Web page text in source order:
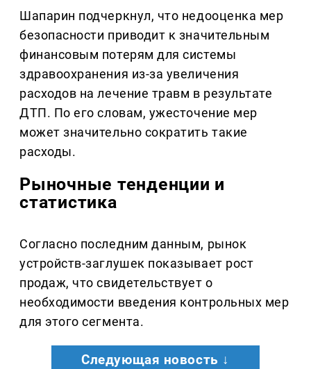
Шапарин подчеркнул, что недооценка мер
безопасности приводит к значительным
финансовым потерям для системы
здравоохранения из-за увеличения
расходов на лечение травм в результате
ДТП. По его словам, ужесточение мер
может значительно сократить такие
расходы.
Рыночные тенденции и
статистика
Согласно последним данным, рынок
устройств-заглушек показывает рост
продаж, что свидетельствует о
необходимости введения контрольных мер
для этого сегмента.
Следующая новость ↓